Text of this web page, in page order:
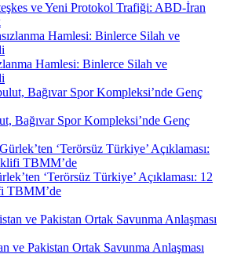
ve Yeni Protokol Trafiği: ABD-İran
Hamlesi: Binlerce Silah ve
Bağıvar Spor Kompleksi’nde Genç
‘Terörsüz Türkiye’ Açıklaması: 12
TBMM’de
ve Pakistan Ortak Savunma Anlaşması